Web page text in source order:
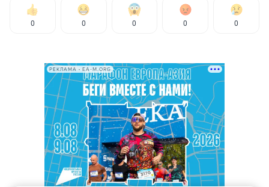
0 0 0 0 0
РЕКЛАМА • EA-M.ORG